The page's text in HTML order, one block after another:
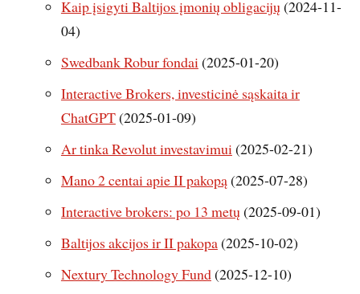
Kaip įsigyti Baltijos įmonių obligacijų(2024-11-
04)
Swedbank Robur fondai(2025-01-20)
Interactive Brokers, investicinė sąskaita ir
ChatGPT(2025-01-09)
Ar tinka Revolut investavimui(2025-02-21)
Mano 2 centai apie II pakopą(2025-07-28)
Interactive brokers: po 13 metų(2025-09-01)
Baltijos akcijos ir II pakopa(2025-10-02)
Nextury Technology Fund(2025-12-10)